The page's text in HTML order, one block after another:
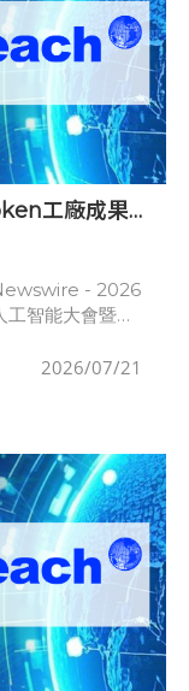
工廠成果
產業實踐
智能大會暨人
2026/07/21